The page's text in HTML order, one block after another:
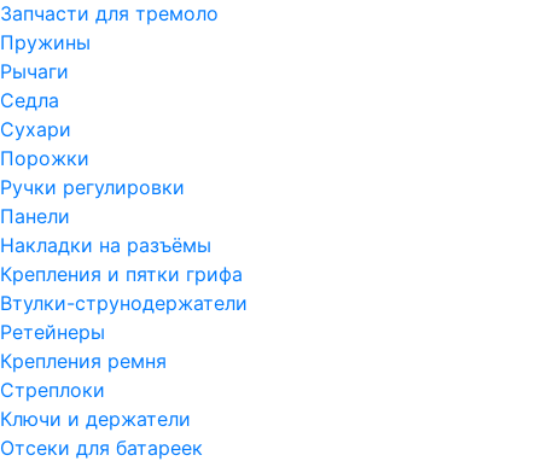
Запчасти для тремоло
Пружины
Рычаги
Седла
Сухари
Порожки
Ручки регулировки
Панели
Накладки на разъёмы
Крепления и пятки грифа
Втулки-струнодержатели
Ретейнеры
Крепления ремня
Стреплоки
Ключи и держатели
Отсеки для батареек